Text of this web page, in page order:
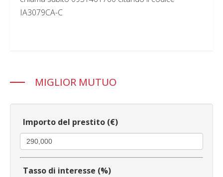
IA3079CA-C
MIGLIOR MUTUO
Importo del prestito (€)
Tasso di interesse (%)